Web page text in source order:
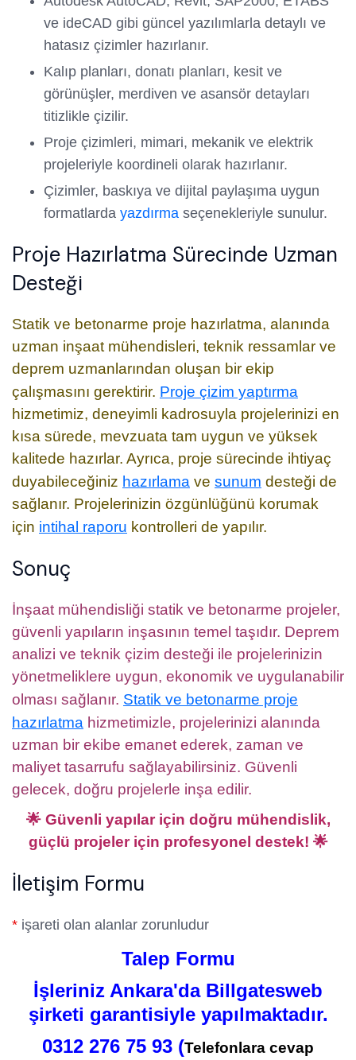
ve ideCAD gibi güncel yazılımlarla detaylı ve
hatasız çizimler hazırlanır.
Kalıp planları, donatı planları, kesit ve
görünüşler, merdiven ve asansör detayları
titizlikle çizilir.
Proje çizimleri, mimari, mekanik ve elektrik
projeleriyle koordineli olarak hazırlanır.
Çizimler, baskıya ve dijital paylaşıma uygun
formatlarda yazdırma seçenekleriyle sunulur.
Proje Hazırlatma Sürecinde Uzman
Desteği
Statik ve betonarme proje hazırlatma, alanında
uzman inşaat mühendisleri, teknik ressamlar ve
deprem uzmanlarından oluşan bir ekip
çalışmasını gerektirir. Proje çizim yaptırma
hizmetimiz, deneyimli kadrosuyla projelerinizi en
kısa sürede, mevzuata tam uygun ve yüksek
kalitede hazırlar. Ayrıca, proje sürecinde ihtiyaç
duyabileceğiniz hazırlama ve sunum desteği de
sağlanır. Projelerinizin özgünlüğünü korumak
için intihal raporu kontrolleri de yapılır.
Sonuç
İnşaat mühendisliği statik ve betonarme projeler,
güvenli yapıların inşasının temel taşıdır. Deprem
analizi ve teknik çizim desteği ile projelerinizin
yönetmeliklere uygun, ekonomik ve uygulanabilir
olması sağlanır. Statik ve betonarme proje
hazırlatma hizmetimizle, projelerinizi alanında
uzman bir ekibe emanet ederek, zaman ve
maliyet tasarrufu sağlayabilirsiniz. Güvenli
gelecek, doğru projelerle inşa edilir.
🌟 Güvenli yapılar için doğru mühendislik,
güçlü projeler için profesyonel destek! 🌟
İletişim Formu
* işareti olan alanlar zorunludur
Talep Formu
İşleriniz Ankara'da Billgatesweb
şirketi garantisiyle yapılmaktadır.
0312 276 75 93 (Telefonlara cevap